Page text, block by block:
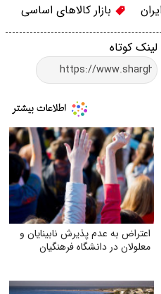
بازار کالاهای اساسی
لینک کوتاه
اعتراض به عدم پذیرش نابینایان و
معلولان در دانشگاه فرهنگیان